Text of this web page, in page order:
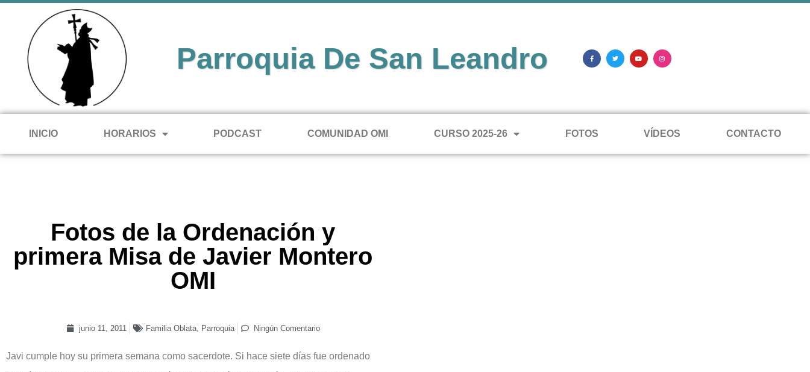
Parroquia De San Leandro
INICIO HORARIOS PODCAST COMUNIDAD OMI CURSO 2025-26 FOTOS VÍDEOS CONTACTO
Fotos de la Ordenación y
primera Misa de Javier Montero
OMI
junio 11, 2011 Familia Oblata, Parroquia Ningún Comentario
Javi cumple hoy su primera semana como sacerdote. Si hace siete días fue ordenado